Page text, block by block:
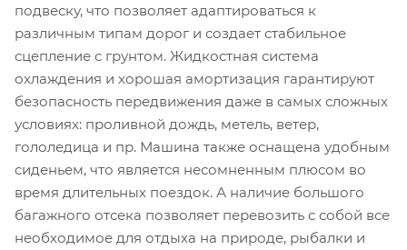
подвеску, что позволяет адаптироваться к
различным типам дорог и создает стабильное
сцепление с грунтом. Жидкостная система
охлаждения и хорошая амортизация гарантируют
безопасность передвижения даже в самых сложных
условиях: проливной дождь, метель, ветер,
гололедица и пр. Машина также оснащена удобным
сиденьем, что является несомненным плюсом во
время длительных поездок. А наличие большого
багажного отсека позволяет перевозить с собой все
необходимое для отдыха на природе, рыбалки и